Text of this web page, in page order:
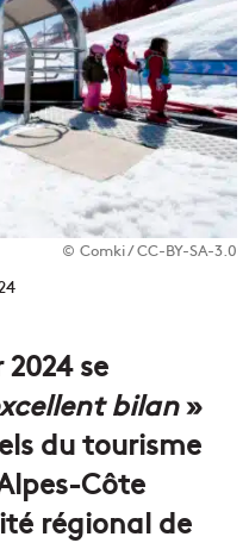
© Comki / CC-BY-SA-3.0
se
bilan»
du tourisme
Côte
régional de